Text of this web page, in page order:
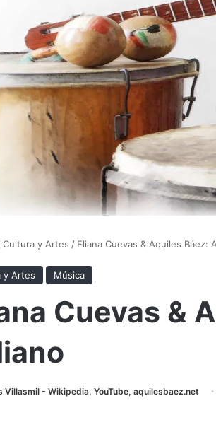
Cultura y Artes / Eliana Cuevas & Aquiles Báez:
y Artes Música
Cuevas &
Villasmil - Wikipedia, YouTube, aquilesbaez.net